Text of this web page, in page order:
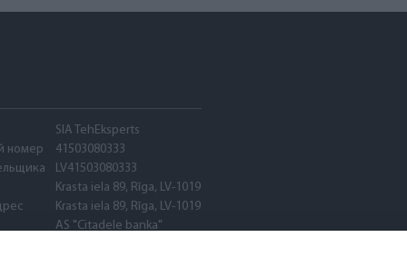
SIA TehEksperts
номер
41503080333
LV41503080333
Krasta iela 89, Rīga, LV-1019
Krasta iela 89, Rīga, LV-1019
AS "Citadele banka"